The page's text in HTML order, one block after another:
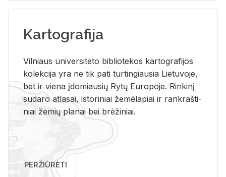
Kartografija
Vil­niaus uni­ver­si­te­to bi­b­lio­te­kos kar­to­gra­fi­jos
ko­lek­ci­ja yra ne tik pati tur­tin­giau­sia Lie­tu­vo­je,
bet ir vie­na įdo­miau­sių Rytų Eu­ro­po­je. Rin­ki­nį
su­da­ro at­la­sai, is­to­ri­niai že­mė­la­piai ir rank­raš­ti­
niai že­mių pla­nai bei brė­ži­niai.
PERŽIŪRĖTI